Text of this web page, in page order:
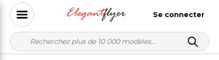
Se connecter